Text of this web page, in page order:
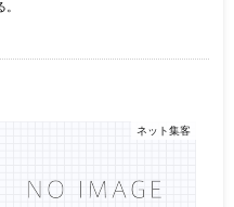
ネット集客